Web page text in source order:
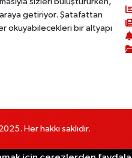
getiriyor. Şatafattan
okuyabilecekleri bir altyapı
Her hakkı saklıdır.